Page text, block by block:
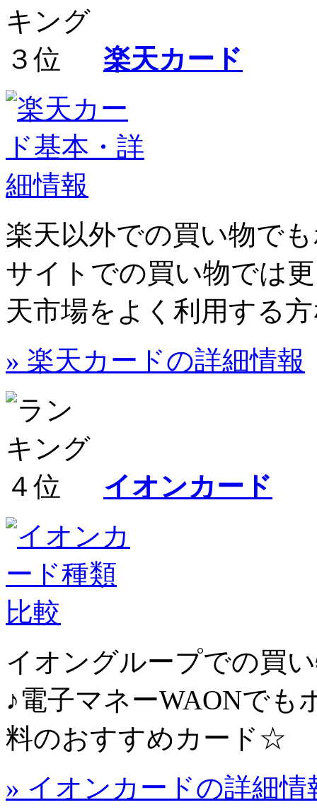
楽天カード
楽天以外での買い物で
サイトでの買い物では
天市場をよく利用する
» 楽天カードの詳細情報
イオンカード
イオングループでの買
♪電子マネーWAONでも
料のおすすめカード☆
» イオンカードの詳細情